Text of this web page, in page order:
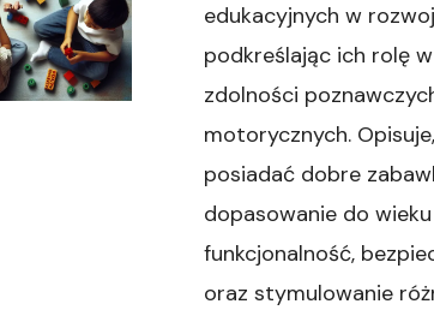
edukacyjnych w
podkreślając ich rolę
zdolności
motorycznych.
posiadać dobre
dopasowanie do
funkcjonalność,
oraz stymulowanie